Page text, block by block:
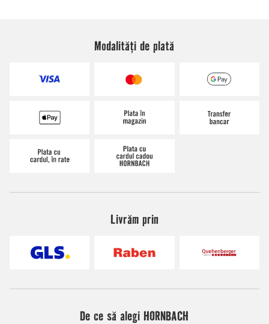
Modalități de plată
Livrăm prin
De ce să alegi HORNBACH